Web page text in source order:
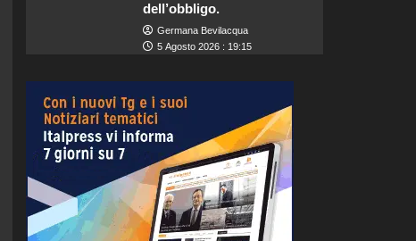
dell’obbligo.
Germana Bevilacqua
5 Agosto 2026 : 19:15